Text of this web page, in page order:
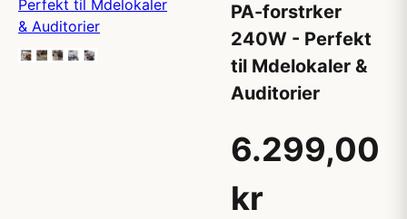
PA-forstrker
240W - Perfekt
til Mdelokaler &
Auditorier
6.299,00
kr